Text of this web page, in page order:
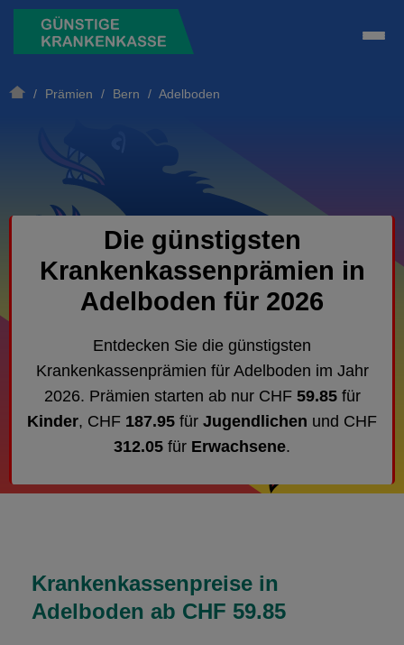
/ Prämien / Bern / Adelboden
Die günstigsten
Krankenkassenprämien in
Adelboden für 2026
Entdecken Sie die günstigsten
Krankenkassenprämien für Adelboden im Jahr
2026. Prämien starten ab nur CHF 59.85für
Kinder, CHF 187.95 für Jugendlichen und CHF
312.05 für Erwachsene.
Krankenkassenpreise in
Adelboden ab CHF 59.85